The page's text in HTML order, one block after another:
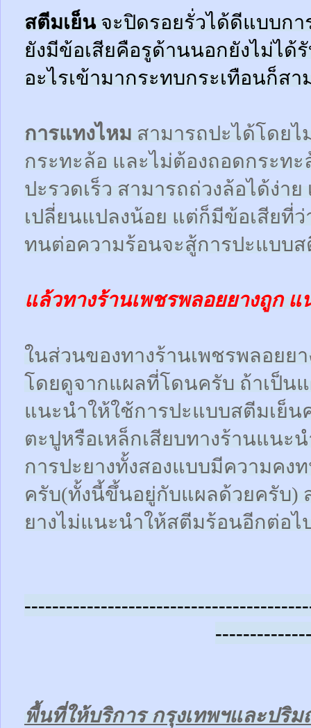
สตีมเย็นจะปิดรอยรั่วได้ดีแบบก
ยังมีข้อเสียคือรูด้านนอกยังไม่ได้
อะไรเข้ามากระทบกระเทือนก็ส
การแทงไหม สามารถปะได้โดยไ
กระทะล้อ และไม่ต้องถอดกระทะ
ปะรวดเร็ว สามารถถ่วงล้อได้ง่า
เปลี่ยนแปลงน้อย แต่ก็มีข้อเสียที่
ทนต่อความร้อนจะสู้การปะแบบ
แล้วทางร้านเพชรพลอยยางถูก
ในส่วนของทางร้านเพชรพลอยย
โดยดูจากแผลที่โดนครับ ถ้าเป็น
แนะนำให้ใช้การปะแบบสตีมเย็
ตะปูหรือเหล็กเสียบทางร้านแนะ
การปะยางทั้งสองแบบมีความคง
ครับ(ทั้งนี้ขึ้นอยู่กับแผลด้วยครับ)
ยางไม่แนะนำให้สตีมร้อนอีกต่อไ
พื้นที่ให้บริการ กรุงเทพฯและปริ